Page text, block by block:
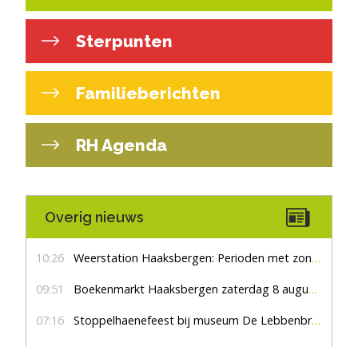
Sterpunten
Familieberichten
RH Agenda
Overig nieuws
10:26 Weerstation Haaksbergen: Perioden met zon en droog
09:51 Boekenmarkt Haaksbergen zaterdag 8 augustus, marktplein Haaksbergen
07:16 Stoppelhaenefeest bij museum De Lebbenbrugge